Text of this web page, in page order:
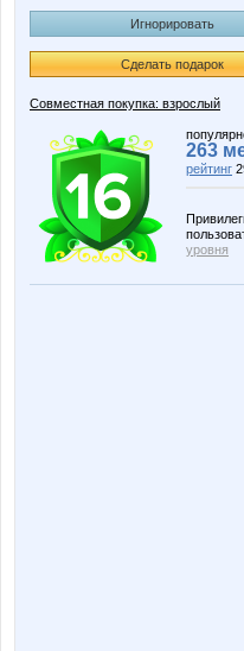
Игнорировать
Сделать подарок
Совместная покупка: взрослый
263
рейтинг
уровня